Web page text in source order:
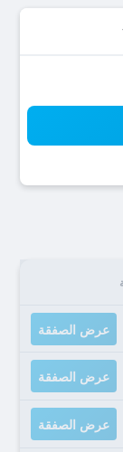
عرض الصفقة
عرض الصفقة
عرض الصفقة